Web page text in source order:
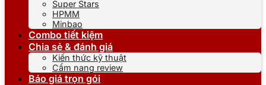
Super Stars
HPMM
Minbao
Combo tiết kiệm
Chia sẻ & đánh giá
Kiến thức kỹ thuật
Cẩm nang review
Báo giá trọn gói